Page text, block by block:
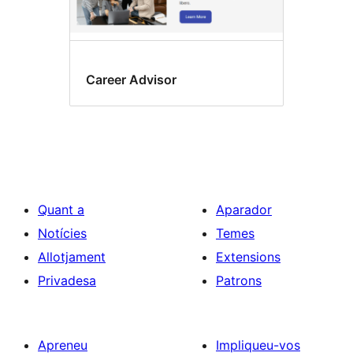
Career Advisor
Quant a
Notícies
Allotjament
Privadesa
Aparador
Temes
Extensions
Patrons
Apreneu
Impliqueu-vos